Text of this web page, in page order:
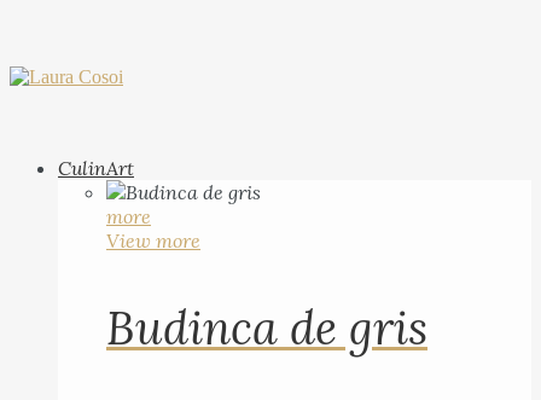
CulinArt
more
View more
Budinca de gris